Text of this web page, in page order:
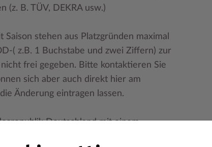
(z. B. TÜV, DEKRA usw.)
stehen aus Platzgründen maximal
( z.B. 1 Buchstabe und zwei Ziffern) zur
frei gegeben. Bitte kontaktieren Sie
sich aber auch direkt hier am
Änderung eintragen lassen.
Deutschland mit einem
jetzt in den Kreis Stormarn umgemeldet